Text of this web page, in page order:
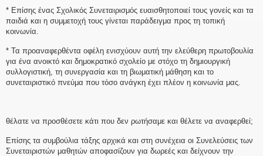
* Επίσης ένας Σχολικός Συνεταιρισμός ευαισθητοποιεί τους γονείς και τα
παιδιά και η συμμετοχή τους γίνεται παράδειγμα προς τη τοπική
κοινωνία.
* Τα προαναφερθέντα οφέλη ενισχύουν αυτή την ελεύθερη πρωτοβουλία
για ένα ανοικτό και δημοκρατικό σχολείο με στόχο τη δημιουργική
συλλογιστική, τη συνεργασία και τη βιωματική μάθηση και το
συνεταιριστικό πνεύμα που τόσο ανάγκη έχει πλέον η κοινωνία μας.
θέλατε να προσθέσετε κάτι που δεν ρωτήσαμε και θέλετε να αναφερθεί;
Επίσης τα συμβούλια τάξης αρχικά και στη συνέχεια οι Συνελεύσεις των
Συνεταιριστών μαθητών αποφασίζουν για δωρεές και δείχνουν την